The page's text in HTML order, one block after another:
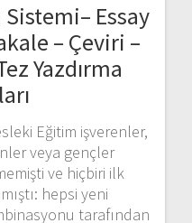
Essay
– Çeviri –
Yazdırma
Eğitim işverenler,
veya gençler
ve hiçbiri ilk
hepsi yeni
tarafından